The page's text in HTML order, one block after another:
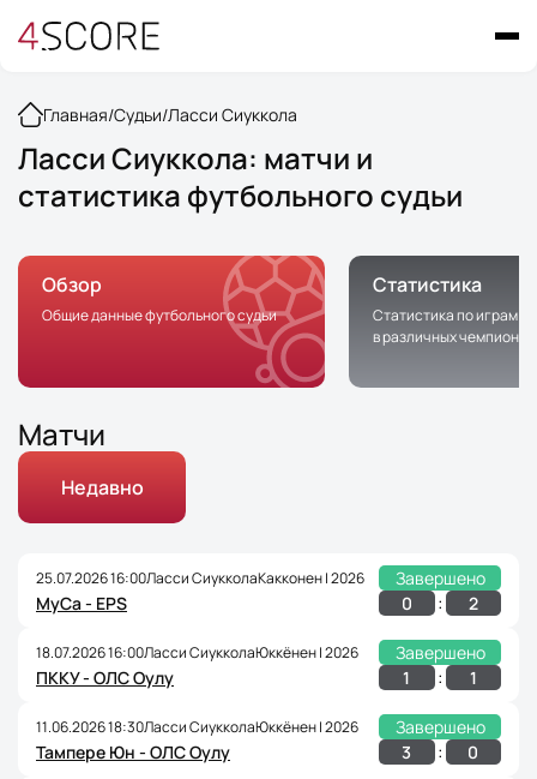
Главная/Судьи/Ласси Сиуккола
Ласси Сиуккола: матчи и
статистика футбольного судьи
Обзор
Общие данные футбольного судьи
Статистика
Статистика по играм с
в различных
Матчи
Недавно
25.07.2026 16:00Ласси СиукколаКакконен | 2026
Завершено
МуСа - EPS
0 : 2
18.07.2026 16:00Ласси СиукколаЮккёнен | 2026
Завершено
ПККУ - ОЛС Оулу
1 : 1
11.06.2026 18:30Ласси СиукколаЮккёнен | 2026
Завершено
Тампере Юн - ОЛС Оулу
3 : 0